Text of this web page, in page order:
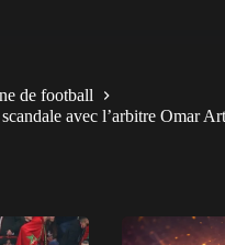
de football
avec l’arbitre Omar